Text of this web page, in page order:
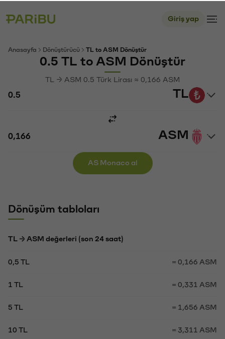
Giriş yap
Anasayfa Dönüştürücü TL to ASM Dönüştür
0.5 TL to ASM Dönüştür
TL → ASM 0.5 Türk Lirası ≈ 0,166 ASM
TL
ASM
AS Monaco al
Dönüşüm tabloları
TL → ASM değerleri (son 24 saat)
0,5 TL = 0,166 ASM
1 TL = 0,331 ASM
5 TL = 1,656 ASM
10 TL = 3,311 ASM